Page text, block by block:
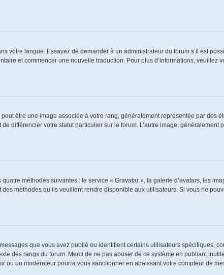
votre langue. Essayez de demander à un administrateur du forum s’il est
et commencer une nouvelle traduction. Pour plus d’informations, veuillez
être une image associée à votre rang, généralement représentée par des
différencier votre statut particulier sur le forum. L’autre image, généralement
méthodes suivantes : le service « Gravatar », la galerie d’avatars, les
méthodes qu’ils veuillent rendre disponible aux utilisateurs. Si vous ne
que vous avez publié ou identifient certains utilisateurs spécifiques,
des rangs du forum. Merci de ne pas abuser de ce système en publiant
ou un modérateur pourra vous sanctionner en abaissant votre compteur de